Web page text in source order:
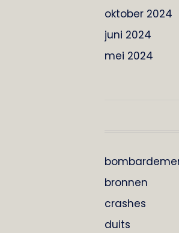
oktober 2024
juni 2024
mei 2024
bronnen
crashes
duits